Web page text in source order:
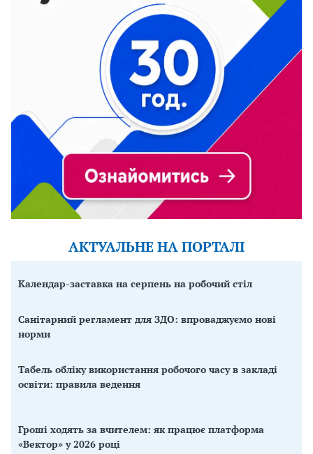
АКТУАЛЬНЕ НА ПОРТАЛІ
Календар-заставка на серпень на робочий стіл
Санітарний регламент для ЗДО: впроваджуємо нові
норми
Табель обліку використання робочого часу в закладі
освіти: правила ведення
Гроші ходять за вчителем: як працює платформа
«Вектор» у 2026 році